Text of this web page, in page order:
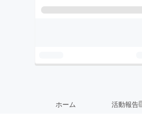
ホーム 活動報告 1